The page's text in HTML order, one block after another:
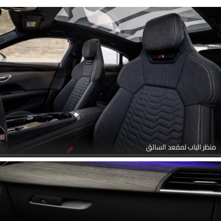
منظر الباب لمقعد السائق